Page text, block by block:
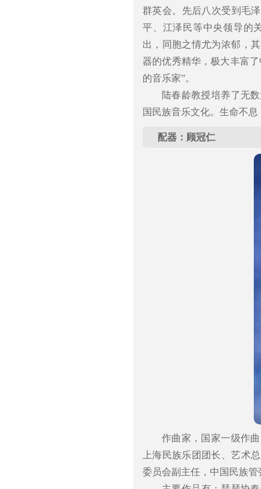
群英会。先后八次受到毛
平、江泽民等中央领导的
出，同胞之情尤为浓郁，
器的优秀精华，极大丰富
的音乐家”。
陆春龄教授培养了无
国民族音乐文化。生命不息
配器：顾冠仁
作曲家，国家一级作
上海民族乐团团长、艺术
委员会副主任，中国民族管